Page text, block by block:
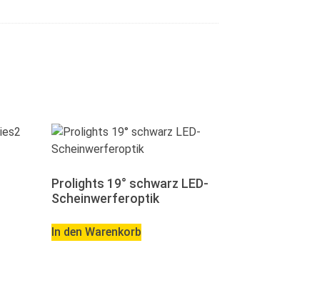
Prolights 19° schwarz LED-
Scheinwerferoptik
In den Warenkorb